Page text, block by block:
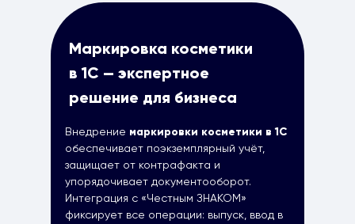
Внедрение маркировки косметики в 1С
обеспечивает поэкземплярный учёт,
защищает от контрафакта и
упорядочивает документооборот.
Интеграция с «Честным ЗНАКОМ»
фиксирует все операции: выпуск, ввод в
Маркировка косметики
в 1С — экспертное
решение для бизнеса